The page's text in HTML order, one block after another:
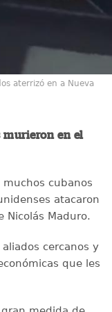
aterrizó en a Nueva
murieron en el
cubanos
atacaron
Nicolás Maduro.
cercanos y
que les